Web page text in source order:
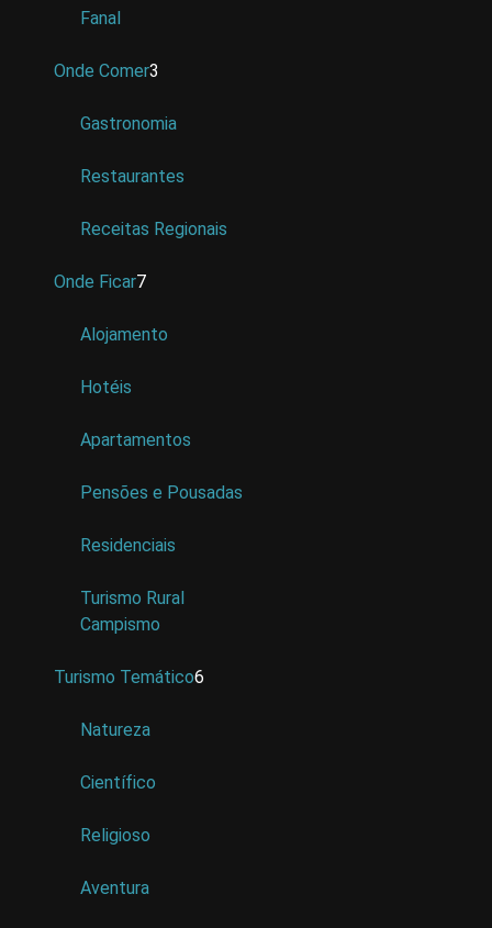
Fanal
Onde Comer3
Gastronomia
Restaurantes
Receitas Regionais
Onde Ficar7
Alojamento
Hotéis
Apartamentos
Pensões e Pousadas
Residenciais
Turismo Rural
Campismo
Turismo Temático6
Natureza
Científico
Religioso
Aventura